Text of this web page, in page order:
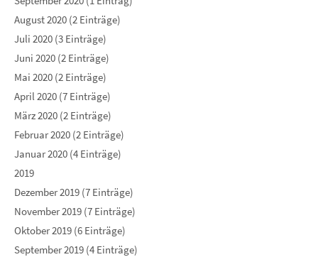
August 2020 (2 Einträge)
Juli 2020 (3 Einträge)
Juni 2020 (2 Einträge)
Mai 2020 (2 Einträge)
April 2020 (7 Einträge)
März 2020 (2 Einträge)
Februar 2020 (2 Einträge)
Januar 2020 (4 Einträge)
2019
Dezember 2019 (7 Einträge)
November 2019 (7 Einträge)
Oktober 2019 (6 Einträge)
September 2019 (4 Einträge)